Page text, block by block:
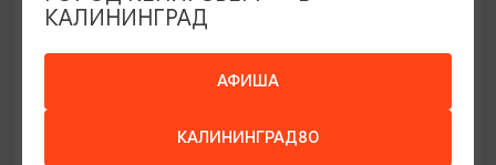
АФИША
КАЛИНИНГРАД80
КАЛИНИНГРАД